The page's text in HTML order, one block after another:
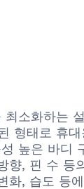
소화하는
형태로 휴
높은 바디
향, 핀 수 등
화, 습도 등